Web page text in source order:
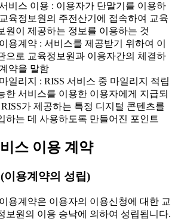
비스 이용 : 이용자가 단말기를 이용하
육정보원의 주전산기에 접속하여 교육
원이 제공하는 정보를 이용하는 것
용계약 : 서비스를 제공받기 위하여 이
으로 교육정보원과 이용자간의 체결하
약을 말함
일리지 : RISS 서비스 중 마일리지 적립
한 서비스를 이용한 이용자에게 지급되
RISS가 제공하는 특정 디지털 콘텐츠를
하는 데 사용하도록 만들어진 포인트
스 이용 계약
이용계약의 성립)
용계약은 이용자의 이용신청에 대한 교
보원의 이용 승낙에 의하여 성립됩니다.